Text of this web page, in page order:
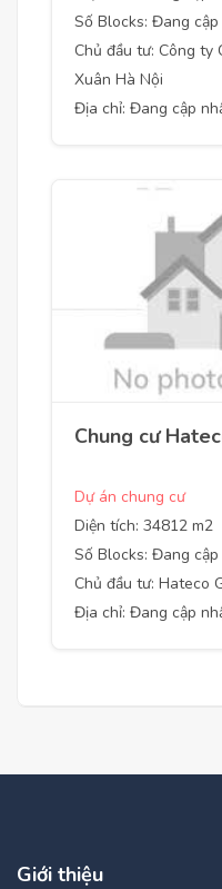
Số Blocks: Đang
Chủ đầu tư: Công ty
Xuân Hà Nội
Địa chỉ: Đang cập
Chung cư
Dự án chung cư
Diện tích: 34812 m2
Số Blocks: Đang
Chủ đầu tư: Hateco
Địa chỉ: Đang cập
Giới thiệu